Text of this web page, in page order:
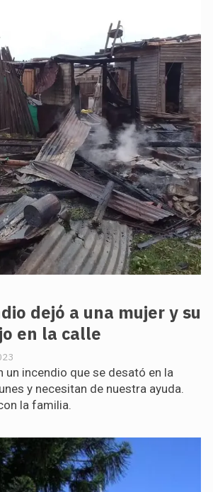
dejó a una mujer y su
en la calle
un incendio que se desató en la
y necesitan de nuestra ayuda.
la familia.